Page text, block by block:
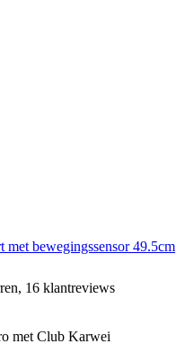
bewegingssensor 49.5cm
16 klantreviews
met Club Karwei